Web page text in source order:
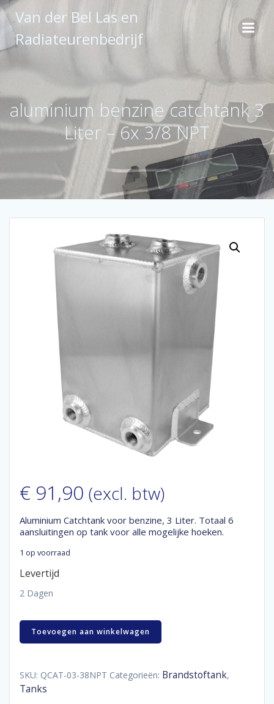
Ga
naar
inhoud
Van der Bel Las en
Radiateurenbedrijf
aluminium benzine catchtank 3
Liter – 6x 3/8 NPT
€ 91,90 (excl. btw)
Aluminium Catchtank voor benzine, 3 Liter. Totaal 6
aansluitingen op tank voor alle mogelijke hoeken.
1 op voorraad
Levertijd
2 Dagen
aluminium
benzine
Liter
-
Toevoegen aan winkelwagen
SKU: QCAT-03-38NPT Categorieën: Brandstoftank,
Tanks